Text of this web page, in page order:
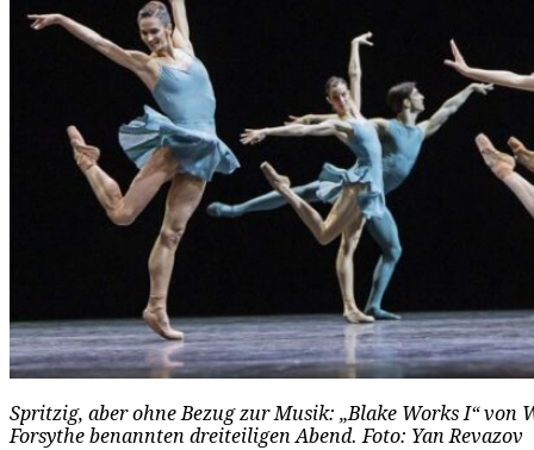
Spritzig, aber ohne Bezug zur Musik: „Blake Works I“
Forsythe benannten dreiteiligen Abend. Foto: Yan Revazov